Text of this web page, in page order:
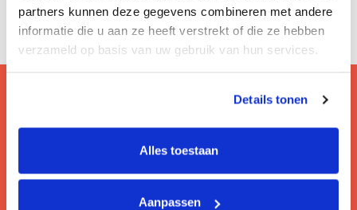
partners kunnen deze gegevens combineren met andere
informatie die u aan ze heeft verstrekt of die ze hebben
verzameld op basis van uw gebruik van hun services.
Details tonen
Alles toestaan
Aanpassen
Hier lees je de veelgestelde vragen van onze
gebruikers.